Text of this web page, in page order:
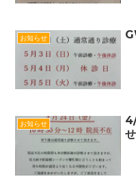
お知らせ
お知らせ